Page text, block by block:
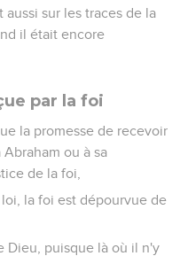
aussi sur les traces de la
il était encore
par la foi
la promesse de recevoir
ou à sa
de la foi,
la foi est dépourvue de
Dieu, puisque là où il n'y